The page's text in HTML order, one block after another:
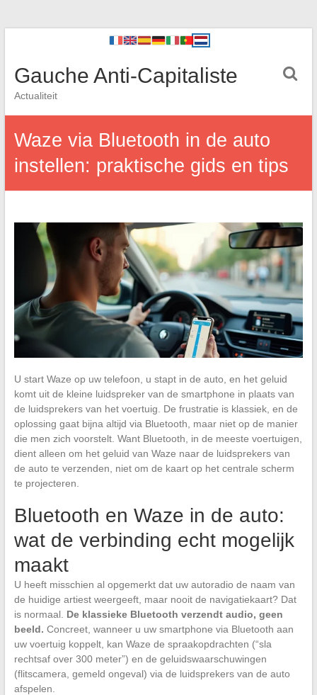
Gauche Anti-Capitaliste
Actualiteit
Waze via Bluetooth in de auto
instellen: praktische gids en tips
U start Waze op uw telefoon, u stapt in de auto, en het geluid
komt uit de kleine luidspreker van de smartphone in plaats van
de luidsprekers van het voertuig. De frustratie is klassiek, en de
oplossing gaat bijna altijd via Bluetooth, maar niet op de manier
die men zich voorstelt. Want Bluetooth, in de meeste voertuigen,
dient alleen om het geluid van Waze naar de luidsprekers van
de auto te verzenden, niet om de kaart op het centrale scherm
te projecteren.
Bluetooth en Waze in de auto:
wat de verbinding echt mogelijk
maakt
U heeft misschien al opgemerkt dat uw autoradio de naam van
de huidige artiest weergeeft, maar nooit de navigatiekaart? Dat
is normaal. De klassieke Bluetooth verzendt audio, geen
beeld. Concreet, wanneer u uw smartphone via Bluetooth aan
uw voertuig koppelt, kan Waze de spraakopdrachten (“sla
rechtsaf over 300 meter”) en de geluidswaarschuwingen
(flitscamera, gemeld ongeval) via de luidsprekers van de auto
afspelen.